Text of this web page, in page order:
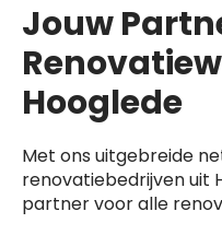
Jouw
Hooglede
Met ons uitgebreide
renovatiebedrijven uit
partner voor alle